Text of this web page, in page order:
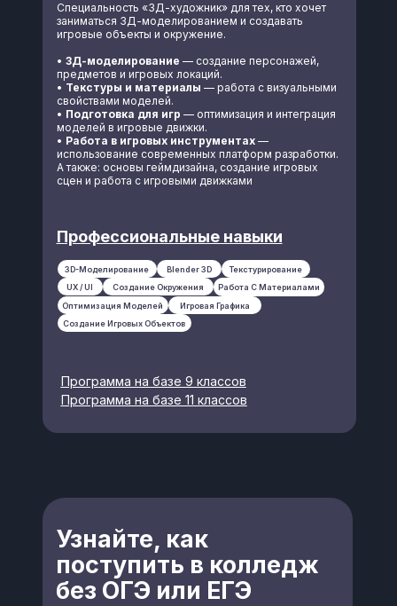
Специальность «3Д-художник» для тех, кто хочет
заниматься 3Д-моделированием и создавать
игровые объекты и окружение.
• 3Д-моделирование — создание персонажей,
предметов и игровых локаций.
• Текстуры и материалы — работа с визуальными
свойствами моделей.
• Подготовка для игр — оптимизация и интеграция
моделей в игровые движки.
• Работа в игровых инструментах—
использование современных платформ разработки.
А также: основы геймдизайна, создание игровых
сцен и работа с игровыми движками
Профессиональные навыки
3D-Моделирование Blender 3D
Текстурирование
UX / UI
Создание Окружения
Работа С Материалами
Оптимизация Моделей
Игровая Графика
Создание Игровых Объектов
Программа на базе 9 классов
Программа на базе 11 классов
Узнайте, как
поступить в колледж
без ОГЭ или ЕГЭ
+7
Удобный вид связи
Max
Telegram
ПОСТУПИТЬ В ITHUB СПБ
намерение на получение
консультации по поступлению и
заключению договора об оказании
образовательных услуг